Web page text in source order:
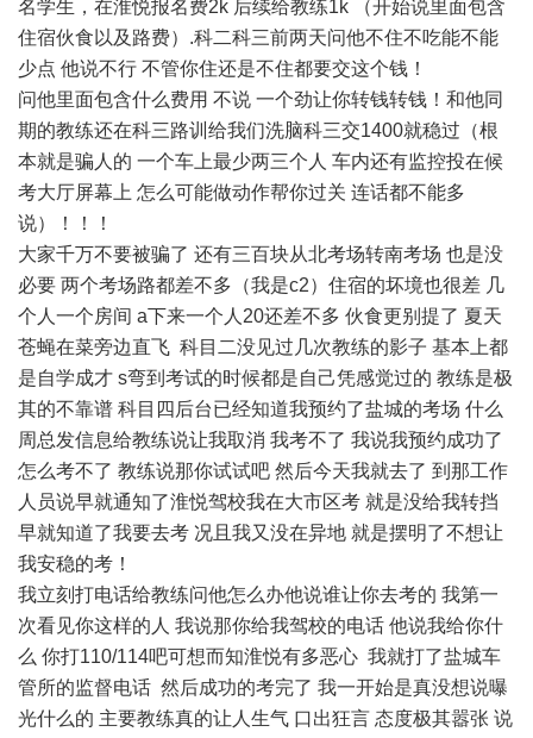
名学生，在淮悦报名费2k 后续给教练1k （开始说里面包含
住宿伙食以及路费）.科二科三前两天问他不住不吃能不能
少点 他说不行 不管你住还是不住都要交这个钱！
问他里面包含什么费用 不说 一个劲让你转钱转钱！和他同
期的教练还在科三路训给我们洗脑科三交1400就稳过（根
本就是骗人的 一个车上最少两三个人 车内还有监控投在候
考大厅屏幕上 怎么可能做动作帮你过关 连话都不能多
说）！！！
大家千万不要被骗了 还有三百块从北考场转南考场 也是没
必要 两个考场路都差不多（我是c2）住宿的坏境也很差 几
个人一个房间 a下来一个人20还差不多 伙食更别提了 夏天
苍蝇在菜旁边直飞 科目二没见过几次教练的影子 基本上都
是自学成才 s弯到考试的时候都是自己凭感觉过的 教练是极
其的不靠谱 科目四后台已经知道我预约了盐城的考场 什么
周总发信息给教练说让我取消 我考不了 我说我预约成功了
怎么考不了 教练说那你试试吧 然后今天我就去了 到那工作
人员说早就通知了淮悦驾校我在大市区考 就是没给我转挡
早就知道了我要去考 况且我又没在异地 就是摆明了不想让
我安稳的考！
我立刻打电话给教练问他怎么办他说谁让你去考的 我第一
次看见你这样的人 我说那你给我驾校的电话 他说我给你什
么 你打110/114吧可想而知淮悦有多恶心 我就打了盐城车
管所的监督电话 然后成功的考完了 我一开始是真没想说曝
光什么的 主要教练真的让人生气 口出狂言 态度极其嚣张 说